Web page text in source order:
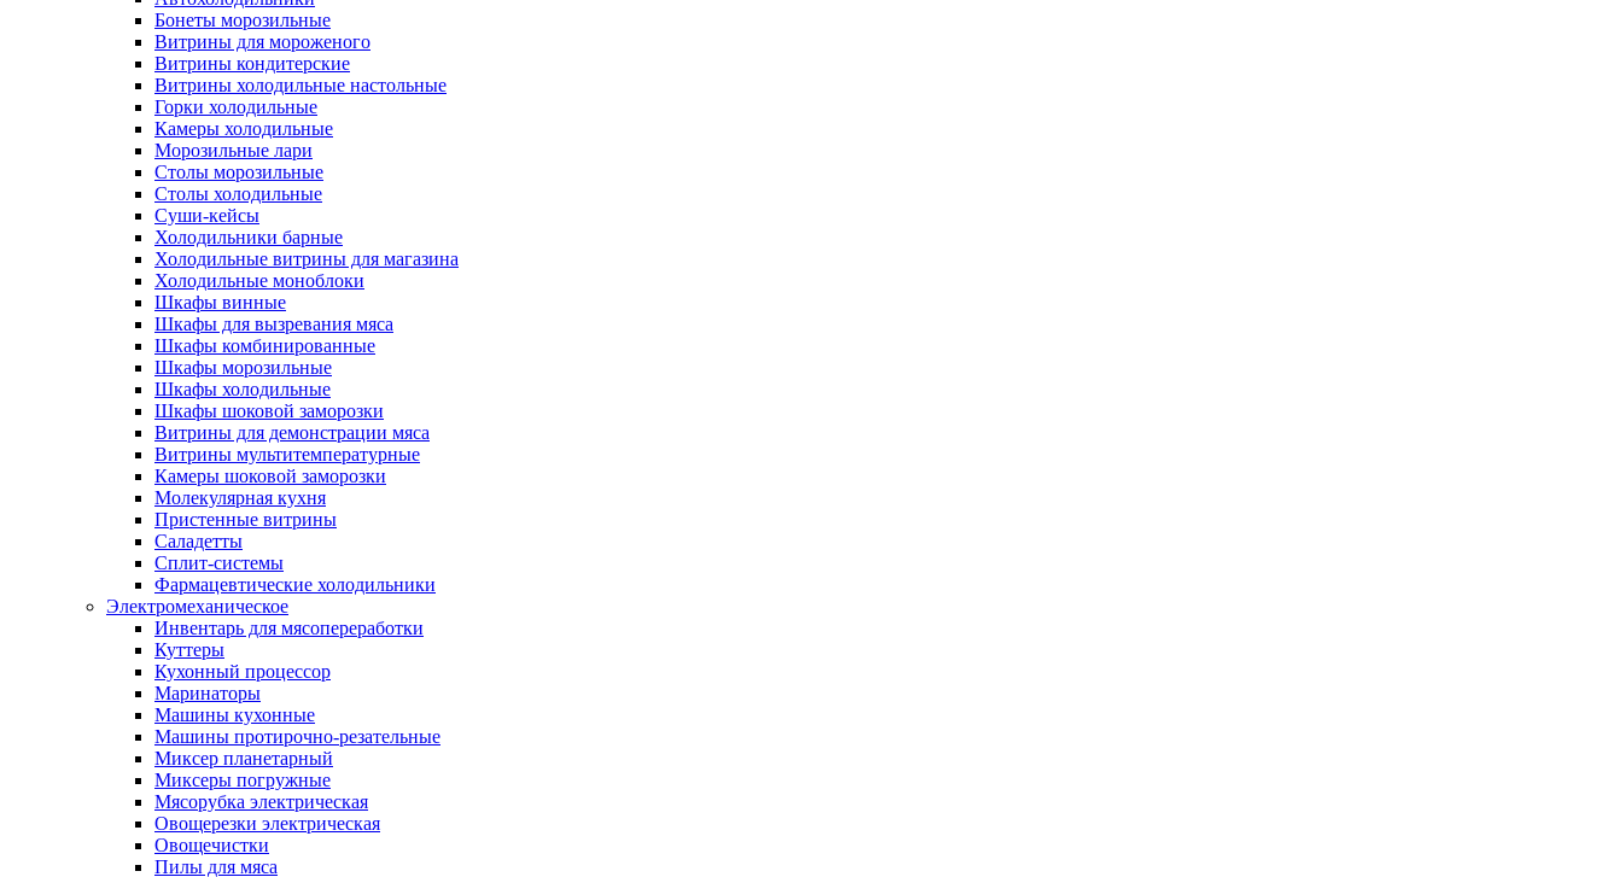
Бонеты морозильные
Витрины для мороженого
Витрины кондитерские
Витрины холодильные настольные
Горки холодильные
Камеры холодильные
Морозильные лари
Столы морозильные
Столы холодильные
Суши-кейсы
Холодильники барные
Холодильные витрины для магазина
Холодильные моноблоки
Шкафы винные
Шкафы для вызревания мяса
Шкафы комбинированные
Шкафы морозильные
Шкафы холодильные
Шкафы шоковой заморозки
Витрины для демонстрации мяса
Витрины мультитемпературные
Камеры шоковой заморозки
Молекулярная кухня
Пристенные витрины
Саладетты
Сплит-системы
Фармацевтические холодильники
Электромеханическое
Инвентарь для мясопереработки
Куттеры
Кухонный процессор
Маринаторы
Машины кухонные
Машины протирочно-резательные
Миксер планетарный
Миксеры погружные
Мясорубка электрическая
Овощерезки электрическая
Овощечистки
Пилы для мяса